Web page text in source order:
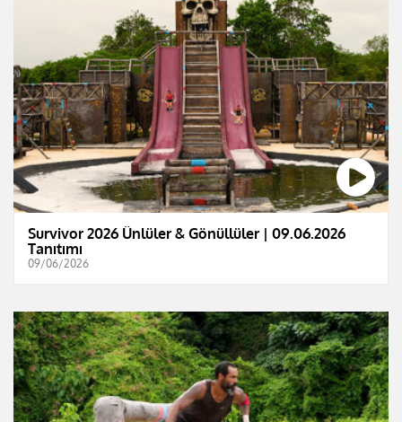
Survivor 2026 Ünlüler & Gönüllüler | 09.06.2026
Tanıtımı
09/06/2026